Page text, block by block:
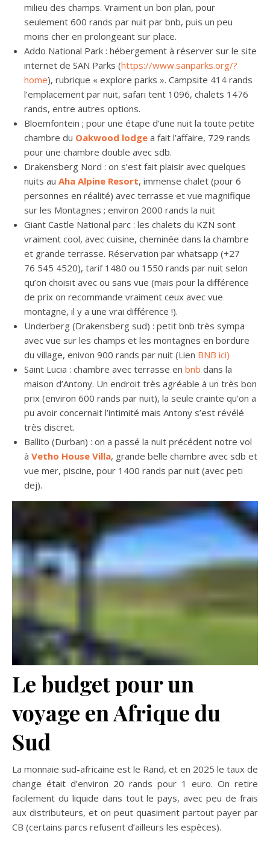
milieu des champs. Vraiment un bon plan, pour
seulement 600 rands par nuit par bnb, puis un peu
moins cher en prolongeant sur place.
Addo National Park : hébergement à réserver sur le site
internet de SAN Parks (https://www.sanparks.org/?
home), rubrique « explore parks ». Campsite 414 rands
l’emplacement par nuit, safari tent 1096, chalets 1476
rands, entre autres options.
Bloemfontein ; pour une étape d’une nuit la toute petite
chambre du Oakwood lodge a fait l’affaire, 729 rands
pour une chambre double avec sdb.
Drakensberg Nord : on s’est fait plaisir avec quelques
nuits au Aha Alpine Resort, immense chalet (pour 6
personnes en réalité) avec terrasse et vue magnifique
sur les Montagnes ; environ 2000 rands la nuit
Giant Castle National parc : les chalets du KZN sont
vraiment cool, avec cuisine, cheminée dans la chambre
et grande terrasse. Réservation par whatsapp (+27
76 545 4520), tarif 1480 ou 1550 rands par nuit selon
qu’on choisit avec ou sans vue (mais pour la différence
de prix on recommande vraiment ceux avec vue
montagne, il y a une vrai différence !).
Underberg (Drakensberg sud) : petit bnb très sympa
avec vue sur les champs et les montagnes en bordure
du village, enivon 900 rands par nuit (Lien BNB ici)
Saint Lucia : chambre avec terrasse en bnb dans la
maison d’Antony. Un endroit très agréable à un très bon
prix (environ 600 rands par nuit), la seule crainte qu’on a
pu avoir concernait l’intimité mais Antony s’est révélé
très discret.
Ballito (Durban) : on a passé la nuit précédent notre vol
à Vetho House Villa, grande belle chambre avec sdb et
vue mer, piscine, pour 1400 rands par nuit (avec peti
dej).
Le budget pour un
voyage en Afrique du
Sud
La monnaie sud-africaine est le Rand, et en 2025 le taux de
change était d’environ 20 rands pour 1 euro. On retire
facilement du liquide dans tout le pays, avec peu de frais
aux distributeurs, et on peut quasiment partout payer par
CB (certains parcs refusent d’ailleurs les espèces).